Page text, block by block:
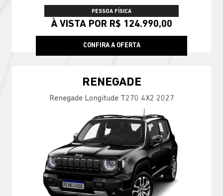
PESSOA FÍSICA
À VISTA POR R$ 124.990,00
CONFIRA A OFERTA
RENEGADE
Renegade Longitude T270 4X2 2027